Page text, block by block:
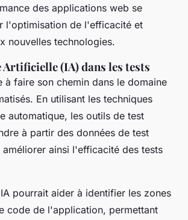
des applications web se
l'optimisation de l'efficacité et
nouvelles technologies.
(IA) dans les tests
à faire son chemin dans le domaine
En utilisant les techniques
automatique, les outils de test
à partir des données de test
améliorer ainsi l'efficacité des tests
pourrait aider à identifier les zones
code de l'application, permettant